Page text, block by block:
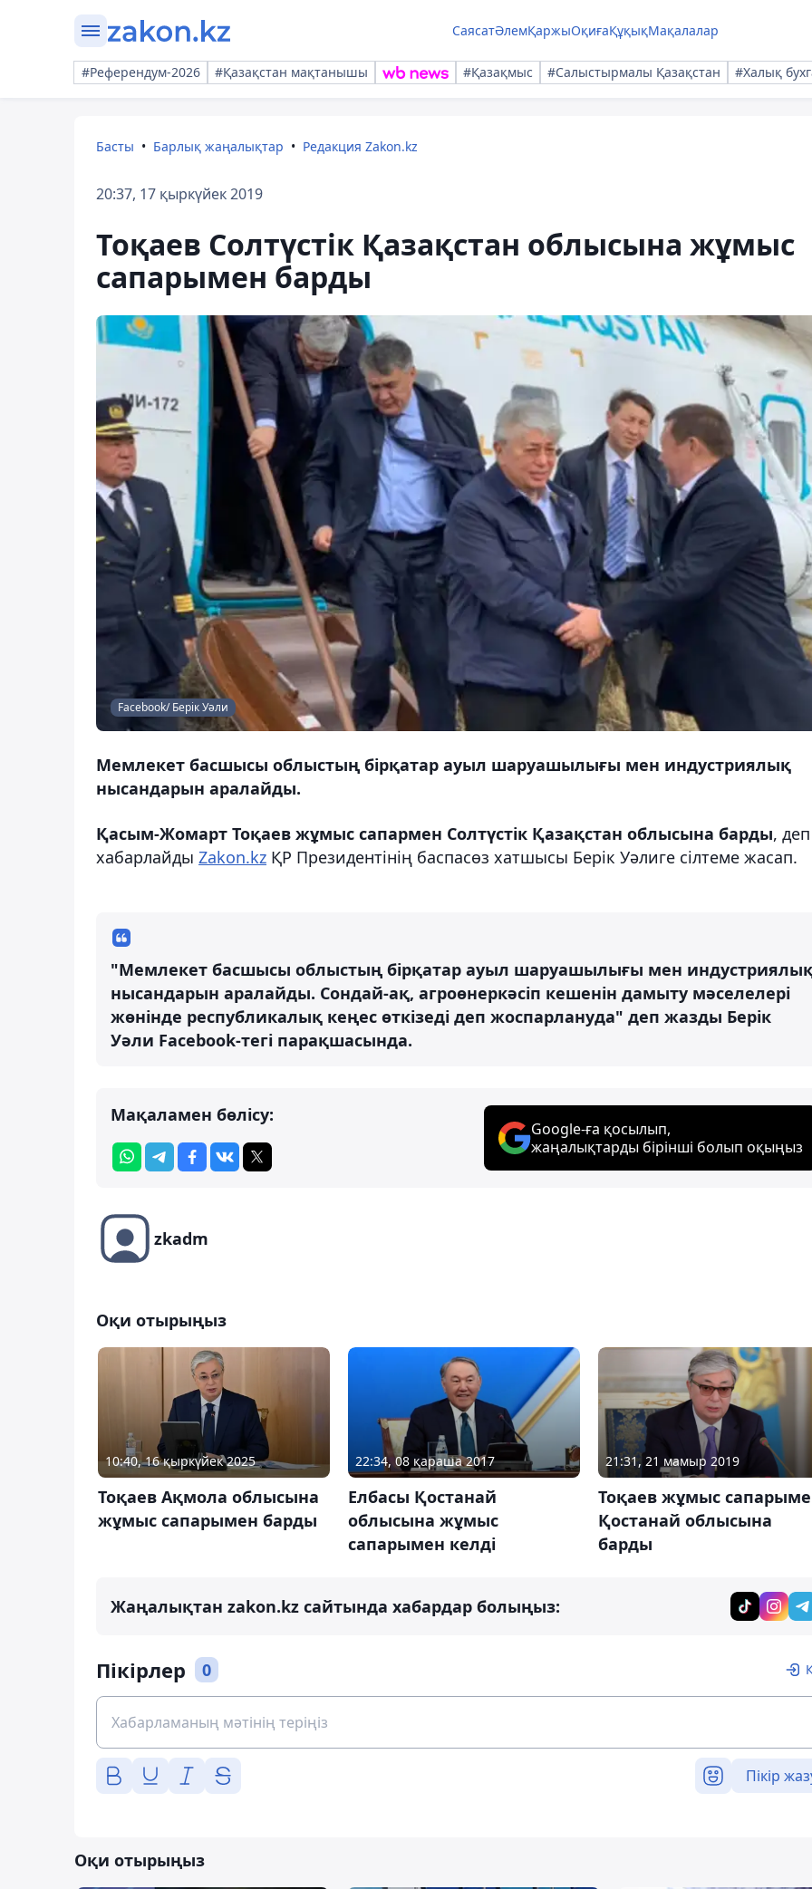
СаясатӘлемҚаржыОқиғаҚұқықМақалалар
#Референдум-2026 #Қазақстан мақтанышы #Қазақмыс #Салыстырмалы Қазақстан #Халық
Басты Барлық жаңалықтар Редакция Zakon.kz
20:37, 17 қыркүйек 2019
Тоқаев Солтүстік Қазақстан облысына жұмыс
сапарымен барды
Facebook/ Берік Уәли
Мемлекет басшысы облыстың бірқатар ауыл шаруашылығы мен индустриялық
нысандарын аралайды.
Қасым-Жомарт Тоқаев жұмыс сапармен Солтүстік Қазақстан облысына барды, деп
хабарлайды Zakon.kz ҚР Президентінің баспасөз хатшысы Берік Уәлиге сілтеме жасап.
"Мемлекет басшысы облыстың бірқатар ауыл шаруашылығы мен
нысандарын аралайды. Сондай-ақ, агроөнеркәсіп кешенін дамыту мәселелері
жөнінде республикалық кеңес өткізеді деп жоспарлануда" деп жазды Берік
Уәли Facebook-тегі парақшасында.
Мақаламен бөлісу:
Google-ға қосылып,
жаңалықтарды бірінші болып оқыңыз
zkadm
Оқи отырыңыз
10:40, 16 қыркүйек 2025
Тоқаев Ақмола облысына
жұмыс сапарымен барды
22:34, 08 қараша 2017
Елбасы Қостанай
облысына жұмыс
сапарымен келді
21:31, 21 мамыр 2019
Тоқаев жұмыс
Қостанай облысына
барды
Жаңалықтан zakon.kz сайтында хабардар болыңыз:
Пікірлер 0
Пікір
Оқи отырыңыз